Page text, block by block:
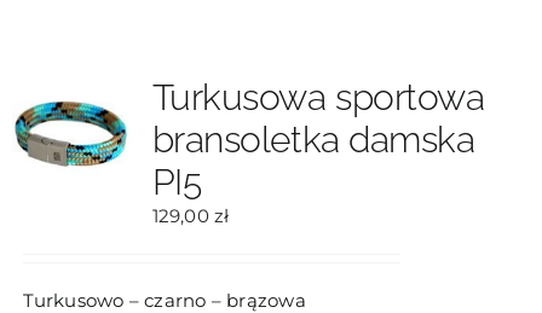
Turkusowa sportowa
bransoletka damska
PI5
129,00zł
Turkusowo – czarno – brązowa